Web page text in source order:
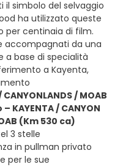
simbolo del selvaggio
ha utilizzato queste
per centinaia di film.
accompagnati da una
a base di specialità
a Kayenta,
CANYONLANDS / MOAB
KAYENTA / CANYON
(Km 530 ca)
3 stelle
in pullman privato
per le sue